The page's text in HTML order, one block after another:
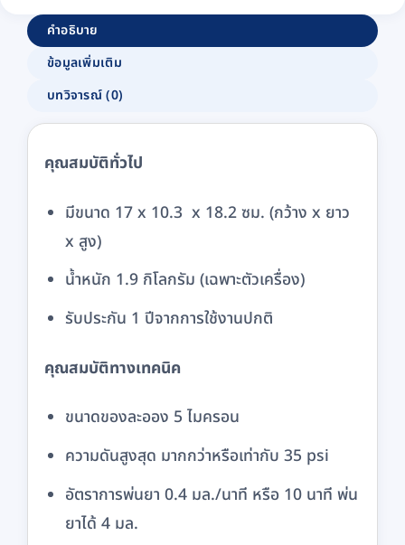
คำอธิบาย
ข้อมูลเพิ่มเติม
บทวิจารณ์ (0)
คุณสมบัติทั่วไป
มีขนาด 17 x 10.3 x 18.2 ซม. (กว้าง x ยาว
x สูง)
น้ำหนัก 1.9 กิโลกรัม (เฉพาะตัวเครื่อง)
รับประกัน 1 ปีจากการใช้งานปกติ
คุณสมบัติทางเทคนิค
ขนาดของละออง 5 ไมครอน
ความดันสูงสุด มากกว่าหรือเท่ากับ 35 psi
อัตราการพ่นยา 0.4 มล./นาที หรือ 10 นาที พ่น
ยาได้ 4 มล.